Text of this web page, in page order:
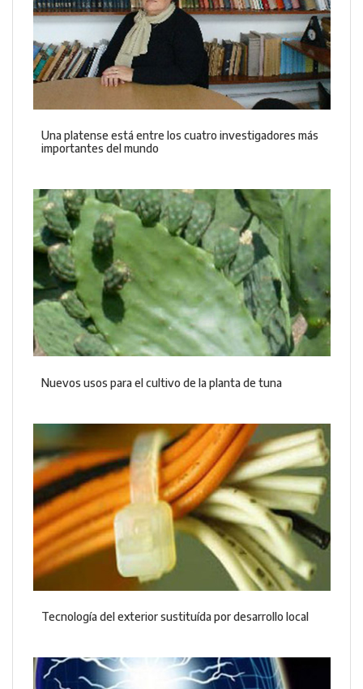
Una platense está entre los cuatro investigadores más
importantes del mundo
Nuevos usos para el cultivo de la planta de tuna
Tecnología del exterior sustituída por desarrollo local